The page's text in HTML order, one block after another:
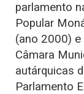
parlamento
Popular
(ano 2000) e
Câmara
autárquicas
Parlamento